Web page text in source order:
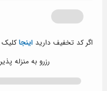
اگر کد تخفیف دارید اینجاکلیک
رزرو به منزله